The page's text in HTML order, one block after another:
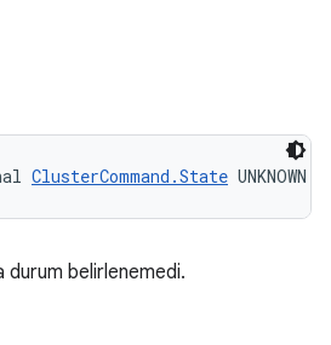
ClusterCommand.State UNKNOWN
durum belirlenemedi.